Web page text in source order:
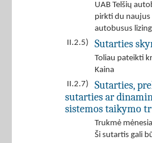
UAB Telšių
pirkti du naujus
autobusus
II.2.5)
Sutarties
Toliau pateikti
Kaina
II.2.7)
Sutarties,
sutarties ar
sistemos taikymo
Trukmė
Ši sutartis gali